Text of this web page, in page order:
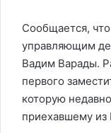
Сообщается,
управляющим
Вадим Варады.
первого
которую
приехавшему из